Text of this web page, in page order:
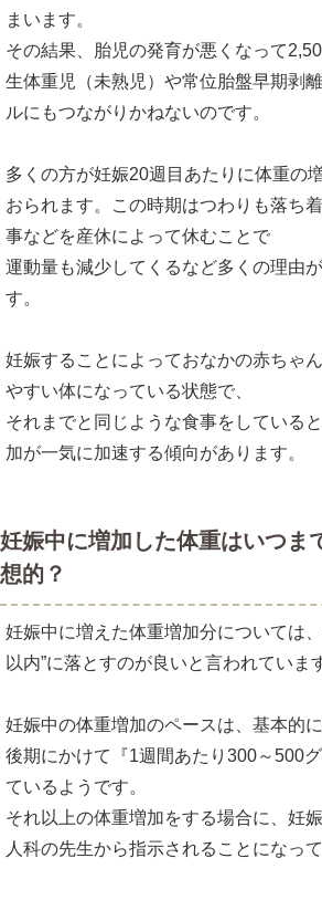
まいます。
その結果、胎児の発育が悪くなって
生体重児（未熟児）や常位胎盤早期剥
ルにもつながりかねないのです。
多くの方が妊娠20週目あたりに体重の
おられます。この時期はつわりも落ち
事などを産休によって休むことで
運動量も減少してくるなど多くの理由
す。
妊娠することによっておなかの赤ちゃ
やすい体になっている状態で、
それまでと同じような食事をしている
加が一気に加速する傾向があります。
妊娠中に増加した体重はいつま
想的？
妊娠中に増えた体重増加分については
以内”に落とすのが良いと言われていま
妊娠中の体重増加のペースは、基本的
後期にかけて『1週間あたり300～500
ているようです。
それ以上の体重増加をする場合に、妊
人科の先生から指示されることになっ